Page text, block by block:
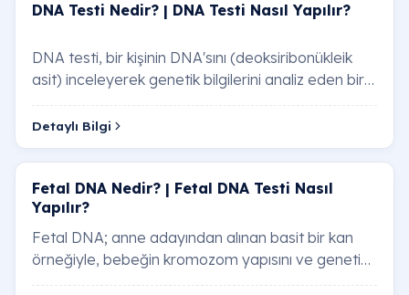
DNA Testi Nedir? | DNA Testi Nasıl Yapılır?
DNA testi, bir kişinin DNA'sını (deoksiribonükleik
asit) inceleyerek genetik bilgilerini analiz eden bir
testtir. DNA, vücudumuzdaki hücrele…
Detaylı Bilgi
Fetal DNA Nedir? | Fetal DNA Testi Nasıl
Yapılır?
Fetal DNA; anne adayından alınan basit bir kan
örneğiyle, bebeğin kromozom yapısını ve genetik
sağlığını %99’un üzerinde doğruluk oranıyla i…